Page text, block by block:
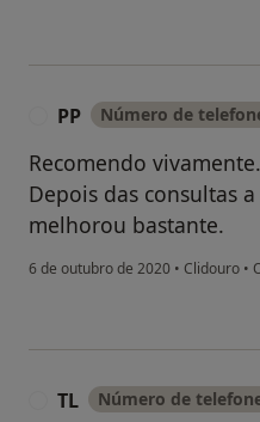
PP Número de
Recomendo
Depois das consultas
melhorou bastante.
6 de outubro de 2020 • Clidouro •
TL Número de